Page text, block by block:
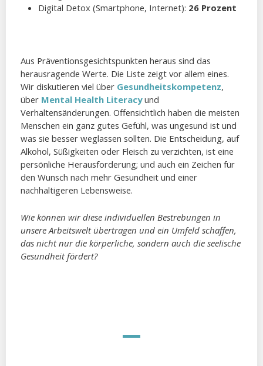
Digital Detox (Smartphone, Internet): 26 Prozent
Aus Präventionsgesichtspunkten heraus sind das
herausragende Werte. Die Liste zeigt vor allem eines.
Wir diskutieren viel über Gesundheitskompetenz,
über Mental Health Literacyund
Verhaltensänderungen. Offensichtlich haben die meisten
Menschen ein ganz gutes Gefühl, was ungesund ist und
was sie besser weglassen sollten. Die Entscheidung, auf
Alkohol, Süßigkeiten oder Fleisch zu verzichten, ist eine
persönliche Herausforderung; und auch ein Zeichen für
den Wunsch nach mehr Gesundheit und einer
nachhaltigeren Lebensweise.
Wie können wir diese individuellen Bestrebungen in
unsere Arbeitswelt übertragen und ein Umfeld schaffen,
das nicht nur die körperliche, sondern auch die seelische
Gesundheit fördert?